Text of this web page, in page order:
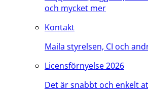
och mycket mer
Kontakt
Maila styrelsen, CI och
Licensförnyelse 2026
Det är snabbt och enkelt